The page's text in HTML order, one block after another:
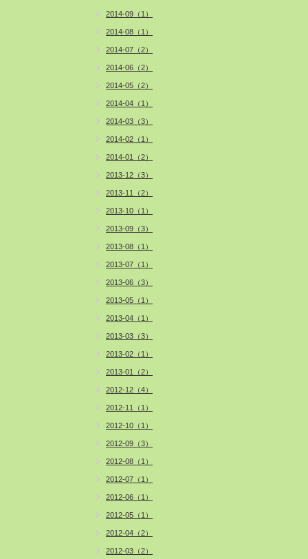
2014-09（1）
2014-08（1）
2014-07（2）
2014-06（2）
2014-05（2）
2014-04（1）
2014-03（3）
2014-02（1）
2014-01（2）
2013-12（3）
2013-11（2）
2013-10（1）
2013-09（3）
2013-08（1）
2013-07（1）
2013-06（3）
2013-05（1）
2013-04（1）
2013-03（3）
2013-02（1）
2013-01（2）
2012-12（4）
2012-11（1）
2012-10（1）
2012-09（3）
2012-08（1）
2012-07（1）
2012-06（1）
2012-05（1）
2012-04（2）
2012-03（2）